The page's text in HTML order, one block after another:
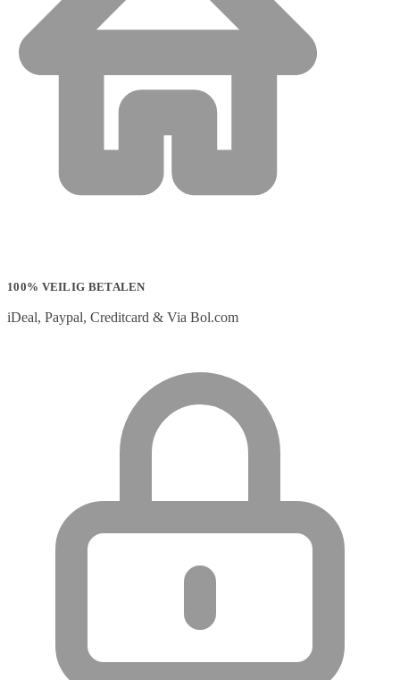
100% VEILIG BETALEN
iDeal, Paypal, Creditcard & Via Bol.com